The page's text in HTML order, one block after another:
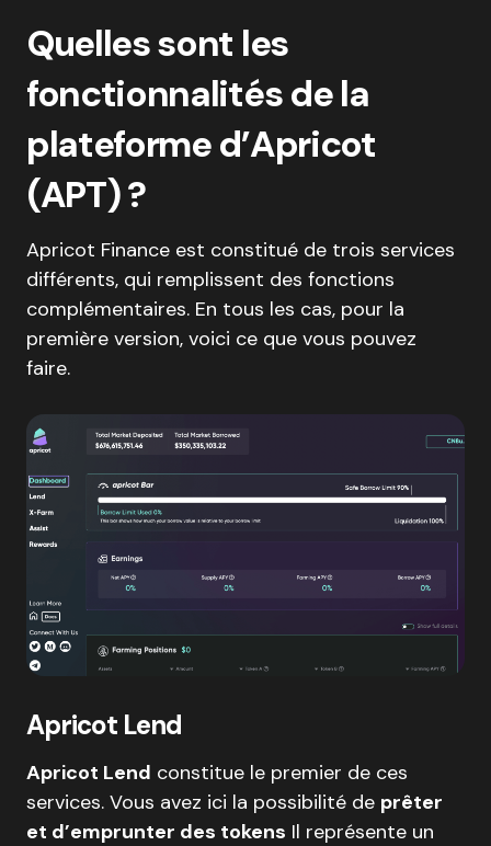
Quelles sont les
fonctionnalités de la
plateforme d’Apricot
(APT) ?
Apricot Finance est constitué de trois services
différents, qui remplissent des fonctions
complémentaires. En tous les cas, pour la
première version, voici ce que vous pouvez
faire.
Apricot Lend
Apricot Lend constitue le premier de ces
services. Vous avez ici la possibilité de prêter
et d’emprunter des tokens Il représente un